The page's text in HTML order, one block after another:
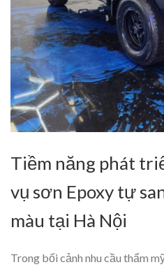
Tiềm năng phát
vụ sơn Epoxy tự
màu tại Hà Nội
Trong bối cảnh nhu cầu thẩm